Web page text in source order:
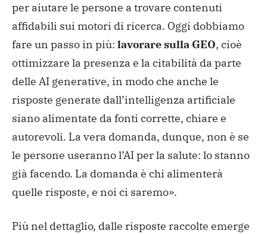
per aiutare le persone a trovare contenuti
affidabili sui motori di ricerca. Oggi dobbiamo
fare un passo in più: lavorare sulla GEO, cioè
ottimizzare la presenza e la citabilità da parte
delle AI generative, in modo che anche le
risposte generate dall’intelligenza artificiale
siano alimentate da fonti corrette, chiare e
autorevoli. La vera domanda, dunque, non è se
le persone useranno l’AI per la salute: lo stanno
già facendo. La domanda è chi alimenterà
quelle risposte, e noi ci saremo».
Più nel dettaglio, dalle risposte raccolte emerge